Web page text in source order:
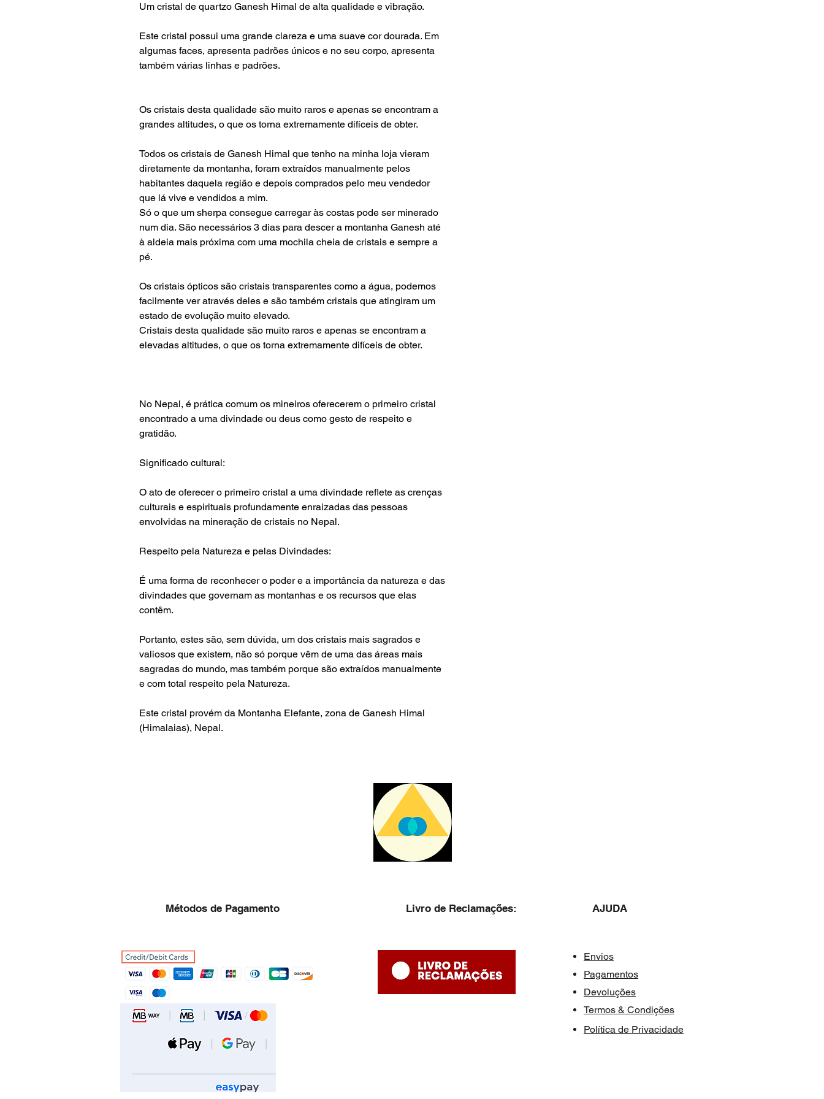
Um cristal de quartzo Ganesh Himal de alta qualidade e vibração.
Este cristal possui uma grande clareza e uma suave cor dourada. Em
algumas faces, apresenta padrões únicos e no seu corpo, apresenta
também várias linhas e padrões.
Os cristais desta qualidade são muito raros e apenas se encontram a
grandes altitudes, o que os torna extremamente difíceis de obter.
Todos os cristais de Ganesh Himal que tenho na minha loja vieram
diretamente da montanha, foram extraídos manualmente pelos
habitantes daquela região e depois comprados pelo meu vendedor
que lá vive e vendidos a mim.
Só o que um sherpa consegue carregar às costas pode ser minerado
num dia. São necessários 3 dias para descera montanha Ganesh até
à aldeia mais próxima com uma mochila cheia de cristais e sempre a
pé.
Os cristais ópticos são cristais transparentes como a água, podemos
facilmente ver através deles e são também cristais que atingiram um
estado de evolução muito elevado.
Cristais desta qualidade são muito raros e apenas se encontram a
elevadas altitudes, o que os torna extremamente difíceis de obter.
No Nepal, é prática comum os mineiros oferecerem o primeiro cristal
encontrado a uma divindade ou deus como gesto de respeito e
gratidão.
Significado cultural:
O ato de oferecer o primeiro cristal a uma divindade reflete as crenças
culturais e espirituais profundamente enraizadas das pessoas
envolvidas na mineração de cristais no Nepal.
Respeito pela Natureza e pelas Divindades:
É uma forma de reconhecer o poder e a importância da natureza e das
divindades que governam as montanhas e os recursos que elas
contêm.
Portanto, estes são, sem dúvida, um dos cristais mais sagrados e
valiosos que existem, não só porque vêm de uma das áreas mais
sagradas do mundo, mas também porque são extraídos manualmente
e com total respeito pela Natureza.
Este cristal provém da Montanha Elefante, zona de Ganesh Himal
(Himalaias), Nepal.
Métodos de Pagamento Livro de Reclamações: AJUDA​​
Envios
Pagamentos
Devoluções
Termos & Condições
Política de Privacidade